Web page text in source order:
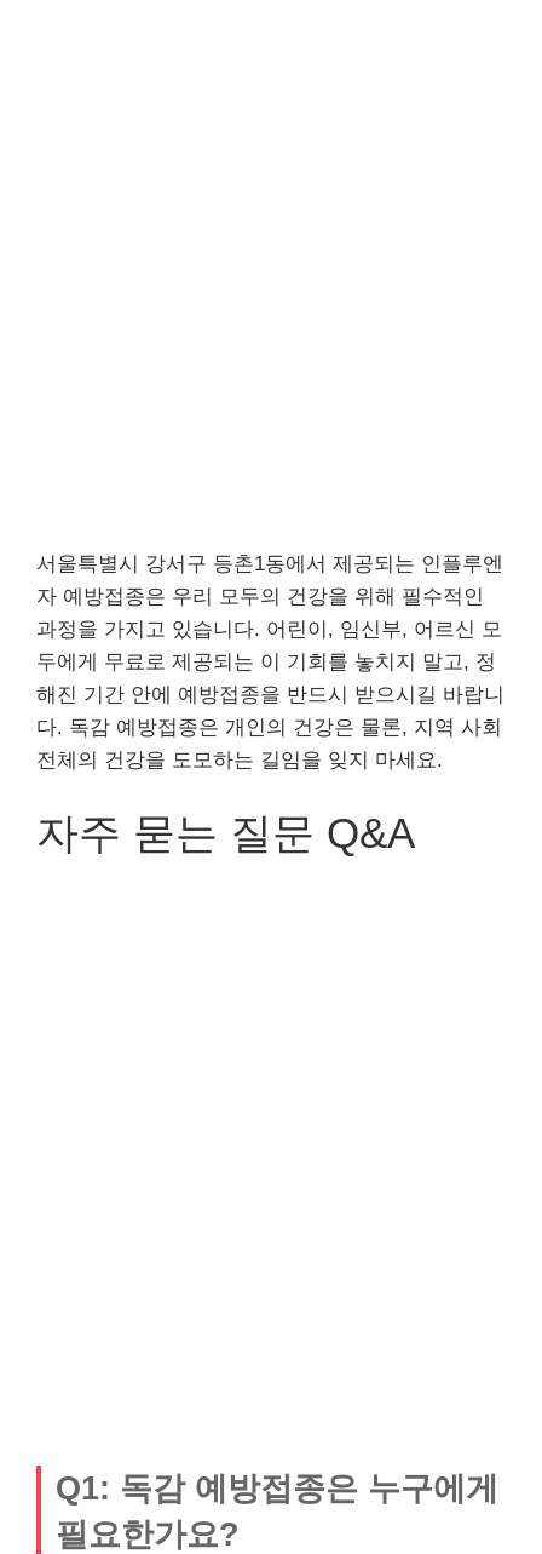
서울특별시 강서구 등촌1동에서 제공되는 인플루엔
자 예방접종은 우리 모두의 건강을 위해 필수적인
과정을 가지고 있습니다. 어린이, 임신부, 어르신 모
두에게 무료로 제공되는 이 기회를 놓치지 말고, 정
해진 기간 안에 예방접종을 반드시 받으시길 바랍니
다. 독감 예방접종은 개인의 건강은 물론, 지역 사회
전체의 건강을 도모하는 길임을 잊지 마세요.
자주 묻는 질문 Q&A
Q1: 독감 예방접종은 누구에게
필요한가요?